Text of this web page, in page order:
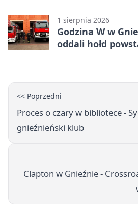
1 sierpnia 2026
Godzina W w
oddali hołd
<< Poprzedni
Proces o czary w bibliotece -
gnieźnieński klub
Clapton w Gnieźnie -